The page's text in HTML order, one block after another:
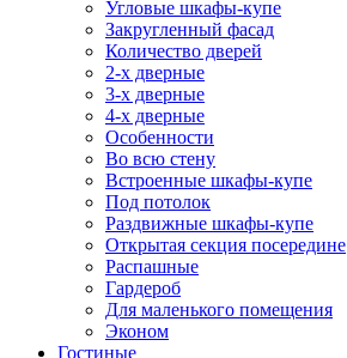
Угловые шкафы-купе
Закругленный фасад
Количество дверей
2-х дверные
3-х дверные
4-х дверные
Особенности
Во всю стену
Встроенные шкафы-купе
Под потолок
Раздвижные шкафы-купе
Открытая секция посередине
Распашные
Гардероб
Для маленького помещения
Эконом
Гостиные